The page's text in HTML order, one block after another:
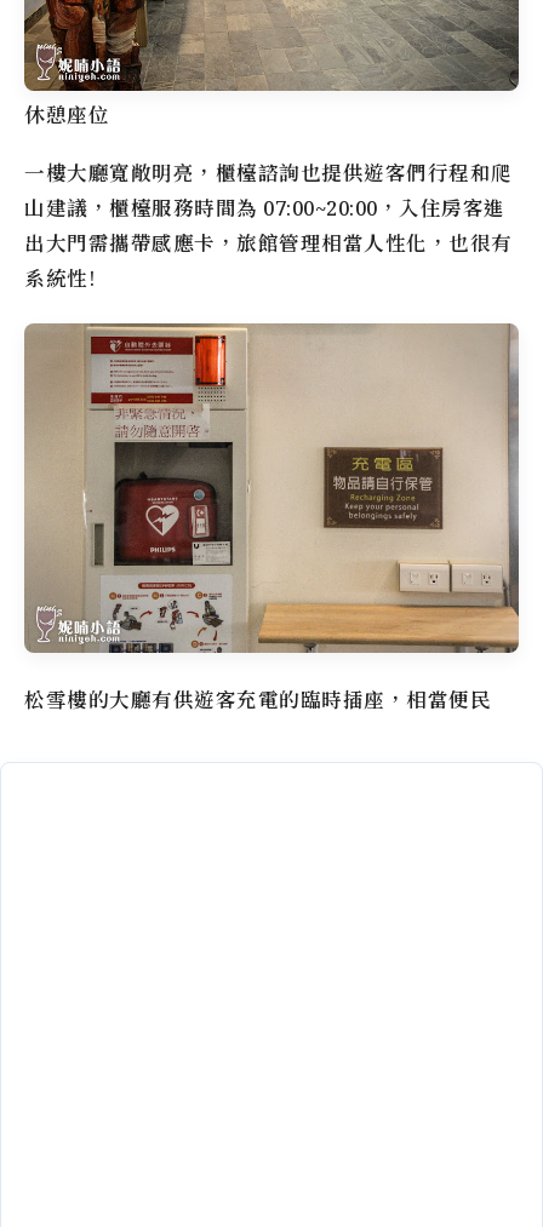
休憩座位
一樓大廳寬敞明亮，櫃檯諮詢也提供遊客們行程和爬
山建議，櫃檯服務時間為 07:00~20:00，入住房客進
出大門需攜帶感應卡，旅館管理相當人性化，也很有
系統性!
松雪樓的大廳有供遊客充電的臨時插座，相當便民